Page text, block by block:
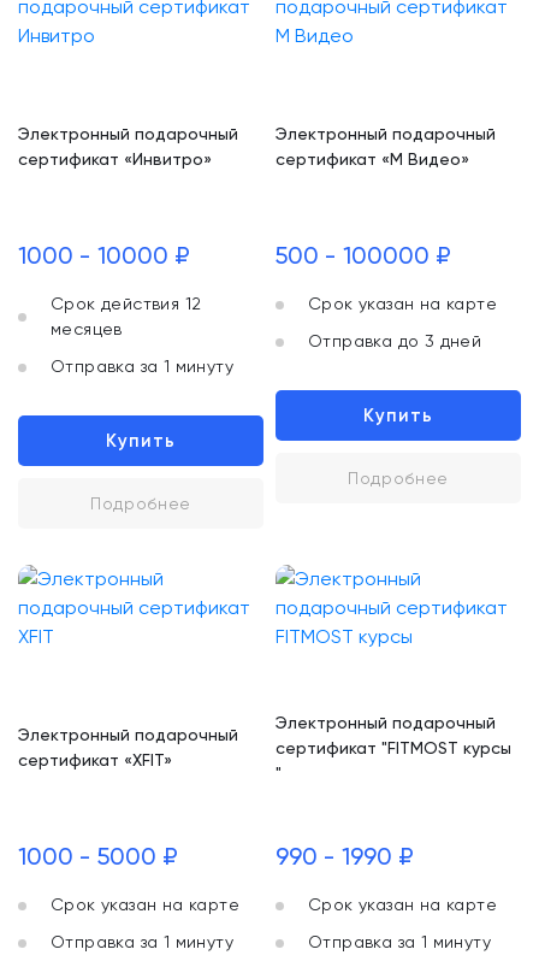
Электронный подарочный
сертификат «Инвитро»
1000 - 10000 ₽
Срок действия 12
месяцев
Отправка за 1 минуту
Купить
Подробнее
Электронный подарочный
сертификат «М Видео»
500 - 100000 ₽
Срок указан на карте
Отправка до 3 дней
Купить
Подробнее
Электронный подарочный
сертификат «XFIT»
1000 - 5000 ₽
Срок указан на карте
Отправка за 1 минуту
Электронный подарочный
сертификат "FITMOST курсы
"
990 - 1990 ₽
Срок указан на карте
Отправка за 1 минуту